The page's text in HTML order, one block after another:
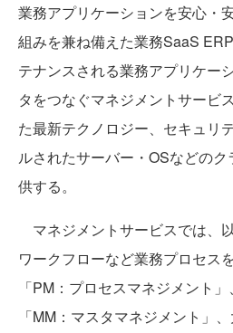
業務アプリケーションを安心・
組みを兼ね備えた業務SaaS
テナンスされる業務アプリケー
タをつなぐマネジメントサービ
た最新テクノロジー、セキュリ
ルされたサーバー・OSなどの
供する。
マネジメントサービスでは、
ワークフローなど業務プロセス
「PM：プロセスマネジメント
「MM：マスタマネジメント」